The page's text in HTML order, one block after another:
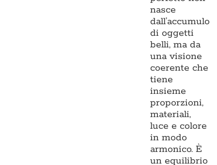
nasce
dall’accumulo
di oggetti
belli, ma da
una visione
coerente che
tiene
insieme
proporzioni,
materiali,
luce e colore
in modo
armonico. È
un equilibrio